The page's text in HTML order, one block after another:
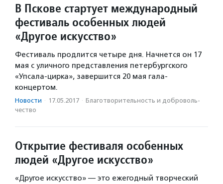
В Пскове стартует международный
фестиваль особенных людей
«Другое искусство»
Фестиваль продлится четыре дня. Начнется он 17
мая с уличного представления петербургского
«Упсала-цирка», завершится 20 мая гала-
концертом.
Новости · 17.05.2017 · Благотвори­тель­ность и доброволь­
чест­во
Открытие фестиваля особенных
людей «Другое искусство»
«Другое искусство» — это ежегодный творческий